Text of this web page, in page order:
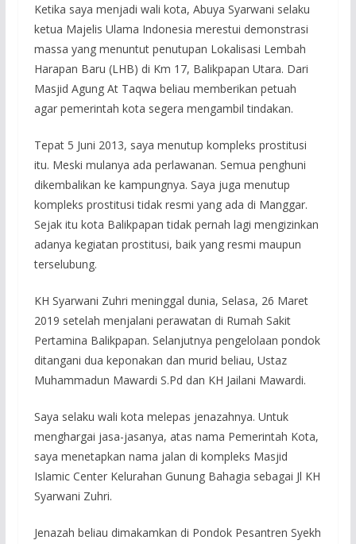
Ketika saya menjadi wali kota, Abuya Syarwani selaku
ketua Majelis Ulama Indonesia merestui demonstrasi
massa yang menuntut penutupan Lokalisasi Lembah
Harapan Baru (LHB) di Km 17, Balikpapan Utara. Dari
Masjid Agung At Taqwa beliau memberikan petuah
agar pemerintah kota segera mengambil tindakan.
Tepat 5 Juni 2013, saya menutup kompleks prostitusi
itu. Meski mulanya ada perlawanan. Semua penghuni
dikembalikan ke kampungnya. Saya juga menutup
kompleks prostitusi tidak resmi yang ada di Manggar.
Sejak itu kota Balikpapan tidak pernah lagi mengizinkan
adanya kegiatan prostitusi, baik yang resmi maupun
terselubung.
KH Syarwani Zuhri meninggal dunia, Selasa, 26 Maret
2019 setelah menjalani perawatan di Rumah Sakit
Pertamina Balikpapan. Selanjutnya pengelolaan pondok
ditangani dua keponakan dan murid beliau, Ustaz
Muhammadun Mawardi S.Pd dan KH Jailani Mawardi.
Saya selaku wali kota melepas jenazahnya. Untuk
menghargai jasa-jasanya, atas nama Pemerintah Kota,
saya menetapkan nama jalan di kompleks Masjid
Islamic Center Kelurahan Gunung Bahagia sebagai Jl KH
Syarwani Zuhri.
Jenazah beliau dimakamkan di Pondok Pesantren Syekh